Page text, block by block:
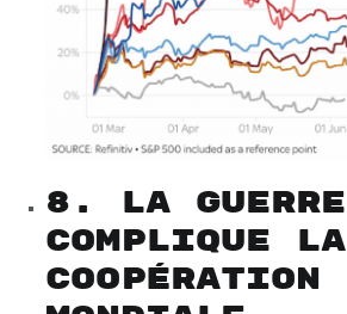
8. La guerre
complique la
coopération